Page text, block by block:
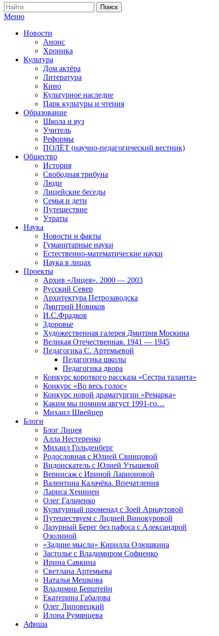
Меню
Новости
Анонс
Хроника
Культура
Дом актёра
Литература
Кино
Культурное наследие
Парк культуры и чтения
Образование
Школа и вуз
Учитель
Реформы
ПОЛЁТ (научно-педагогический вестник)
Общество
История
Свободная трибуна
Люди
Лицейские беседы
Семья и дети
Путешествие
Утраты
Наука
Новости и факты
Гуманитарные науки
Естественно-математические науки
Наука в лицах
Проекты
Архив «Лицея». 2000 — 2003
Русский Север
Архитектура Петрозаводска
Дмитрий Новиков
И.С.Фрадков
Здоровье
Художественная галерея Дмитрия Москина
Великая Отечественная. 1941 — 1945
Педагогика С. Артемьевой
Педагогика школы
Педагогика двора
Конкурс короткого рассказа «Сестра таланта»
Конкурс «Во весь голос»
Конкурс новой драматургии «Ремарка»
Каким мы помним август 1991-го…
Михаил Швейцер
Блоги
Блог Лицея
Алла Нестеренко
Михаил Гольденберг
Родословная с Юлией Свинцовой
Видоискатель с Юлией Утышевой
Вернисаж с Ириной Ларионовой
Валентина Калачёва. Впечатления
Лариса Хенинен
Олег Гальченко
Культурный променад с Зоей Арнаутовой
Путешествуем с Лидией Винокуровой
Лазурный Берег без пафоса с Александрой
Озолиной
«Задние мысли» Кирилла Олюшкина
Застолье с Владимиром Софиенко
Ирина Савкина
Светлана Артемьева
Наталья Мешкова
Владимир Берштейн
Екатерина Габалова
Олег Липовецкий
Илона Румянцева
Афиша